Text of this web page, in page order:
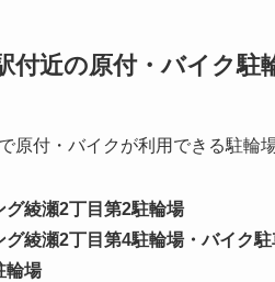
付近の原付・バイク駐
原付・バイクが利用できる駐輪
グ綾瀬2丁目第2駐輪場
グ綾瀬2丁目第4駐輪場・バイク
輪場